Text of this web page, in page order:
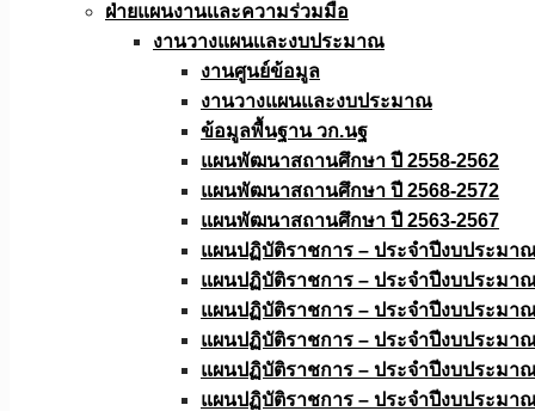
ฝ่ายแผนงานเเละความร่วมมือ
งานวางแผนเเละงบประมาณ
งานศูนย์ข้อมูล
งานวางแผนและงบประมาณ
ข้อมูลพื้นฐาน วก.นฐ
แผนพัฒนาสถานศึกษา ปี 2558-2562
แผนพัฒนาสถานศึกษา ปี 2568-2572
แผนพัฒนาสถานศึกษา ปี 2563-2567
แผนปฏิบัติราชการ – ประจำปีงบประมา
แผนปฏิบัติราชการ – ประจำปีงบประมา
แผนปฏิบัติราชการ – ประจำปีงบประมา
แผนปฏิบัติราชการ – ประจำปีงบประมา
แผนปฏิบัติราชการ – ประจำปีงบประมา
แผนปฏิบัติราชการ – ประจำปีงบประมา